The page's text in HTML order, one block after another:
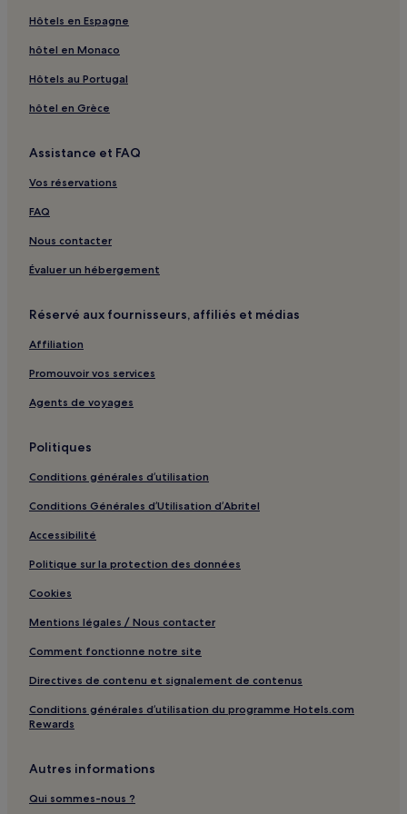
Domaine & Vins Gélinas : hôtels à proximité
La Source Bains Nordiques : hôtels à proximité
Pourvoirie Au pays de Réal Massé : hôtels à proximité
Parc des chutes de Sainte-Ursule : hôtels à proximité
Saint-Louis : hôtels
Lavaltrie : hôtels
Saint-Gérard-Majella : hôtels
Crabtree : hôtels
Saint-Aimé : hôtels
Sainte-Geneviève-De-Berthier : hôtels
Yamaska : hôtels
Odanak : hôtels
Saint-Pierre : hôtels
Saint-Liguori : hôtels
Saint-Barnabé : hôtels
Sainte-Angèle-De-Prémont : hôtels
La Visitation-de-l'Île-Dupas : hôtels
Massueville : hôtels
Doncaster : hôtels
Saint-Ignace-De-Loyola : hôtels
Saint-Paul : hôtels
Maison nationale des Patriotes : hôtels à proximité
Lac-En-Coeur : hôtels
Attraction immersive Statera La 104e île : hôtels à proximité
Hôtels en Espagne
hôtel en Monaco
Hôtels au Portugal
hôtel en Grèce
Assistance et FAQ
Vos réservations
FAQ
Nous contacter
Évaluer un hébergement
Réservé aux fournisseurs, affiliés et médias
Affiliation
Promouvoir vos services
Agents de voyages
Politiques
Conditions générales d’utilisation
Conditions Générales d’Utilisation d’Abritel
Accessibilité
Politique sur la protection des données
Cookies
Mentions légales / Nous contacter
Comment fonctionne notre site
Directives de contenu et signalement de contenus
Conditions générales d’utilisation du programme Hotels.com
Rewards
Autres informations
Qui sommes-nous ?